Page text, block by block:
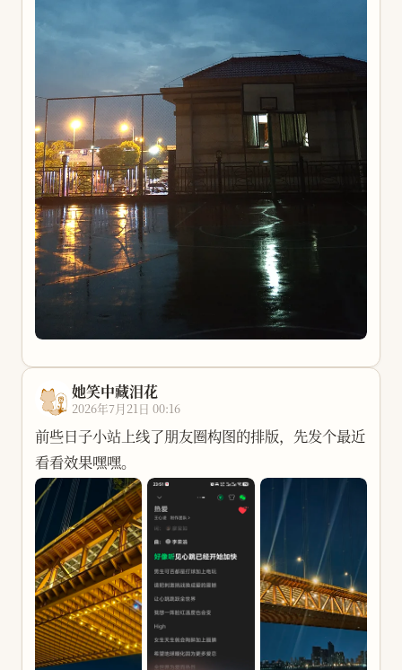
条件，知足者常乐吧。还有一个在夏天很频繁的事
情，就是每年暑假我总会去找哥哥，这大概是我当时
最期待的事情之一了。
我当时的写作方式，或者说“前摇”要么是在床上躺
半个多小时，要么是骑着单车去公园转悠一圈。但现
在大床变成了小床，单车也生锈了。当时我特别喜欢
喝红豆芋圆奶茶，是因为当时特别喜欢看《请吃红小
豆吧》这个动漫。其实我现在也喜欢喝，但找不到
了。
我记忆里的高中夏夜，混杂着很多零碎的画面。骑着
车和别人一起买一杯红豆奶茶，然后像“街溜子”一
样漫无目的地到处转。说实话，我现在都搞不懂当时
在做什么。还有着一个人对着窗户发呆、迷茫，现在
应该是没有机会这样做了，其实发呆和迷茫是非常难
得的。还有着渴望着和别人偶遇，感觉好傻，真的。
其实我当时不知道《夏夜晚风》，当时我在听《橘子
汽水》《纸短情长》。印象中，还有高考之前和朋友
在池塘边用馒头喂鱼，我现在还想回去喂，可以的话
想买个钓鱼竿。记忆中故乡夏天的晚霞总是很美，美
到让人忘记时间，也让人觉得必须搬一把椅子再切半
块西瓜，才配得上眼前的景色。小城的夏天，总能让
人产生很多遐想。
那个时期的夏夜晚风并不燥热，但有夏天味道。房门
一打开，就知道夏天到了。
她笑中藏泪花
2026年7月21日 00:16
前些日子小站上线了朋友圈构图的排版，先发个最近
看看效果嘿嘿。